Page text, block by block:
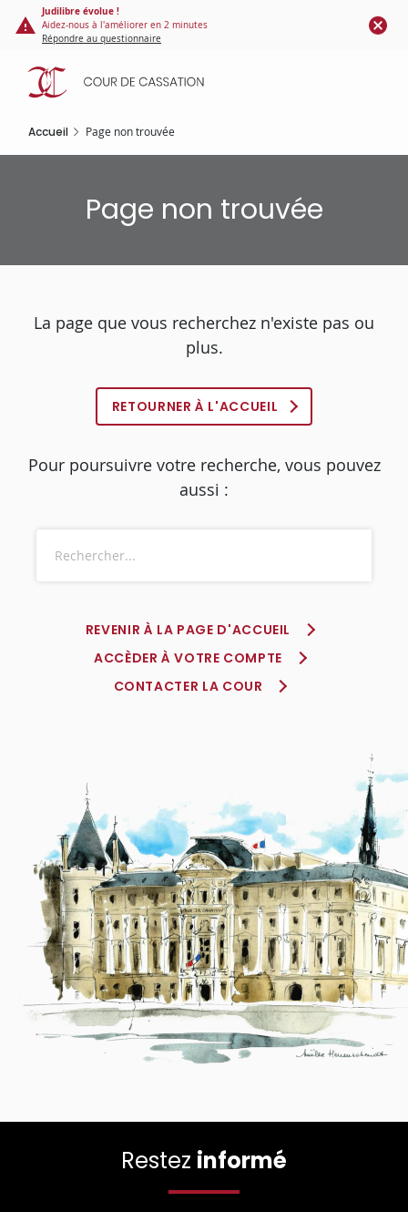
Panneau de gestion des cookies
contenu
principal
Judilibre évolue !
Aidez-nous à l'améliorer en 2 minutes
Répondre au questionnaire
Accueil Page non trouvée
Page non trouvée
La page que vous recherchez n'existe pas ou
plus.
RETOURNER À L'ACCUEIL
Pour poursuivre votre recherche, vous pouvez
aussi :
REVENIR À LA PAGE D'ACCUEIL
ACCÈDER À VOTRE COMPTE
CONTACTER LA COUR
Restez informé